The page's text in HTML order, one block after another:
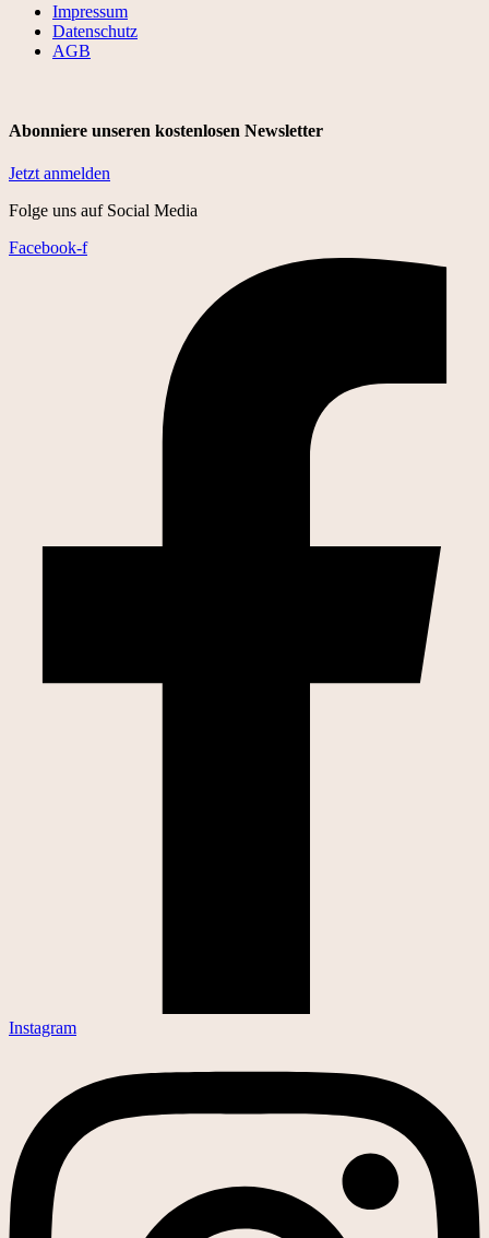
Impressum
Datenschutz
AGB
Abonniere unseren kostenlosen Newsletter
Jetzt anmelden
Folge uns auf Social Media
Facebook-f
Instagram